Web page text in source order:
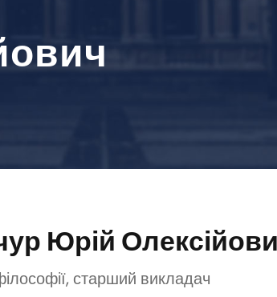
Юрій
старший викладач